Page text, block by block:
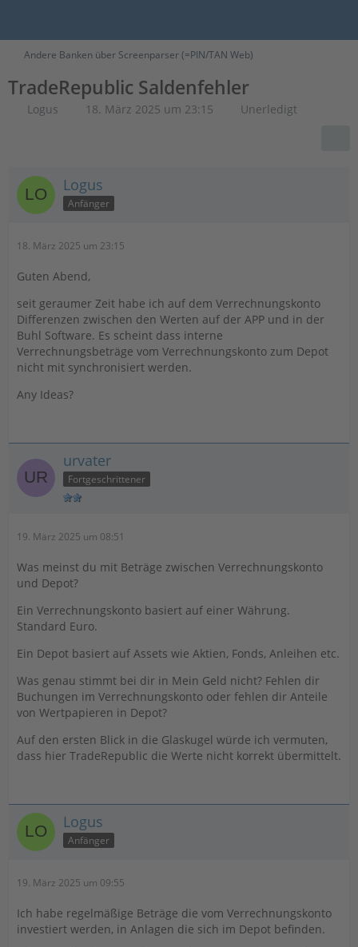
Andere Banken über Screenparser (=PIN/TAN Web)
TradeRepublic Saldenfehler
Logus 18. März 2025 um 23:15 Unerledigt
Logus
Anfänger
18. März 2025 um 23:15
Guten Abend,
seit geraumer Zeit habe ich auf dem Verrechnungskonto
Differenzen zwischen den Werten auf der APP und in der
Buhl Software. Es scheint dass interne
Verrechnungsbeträge vom Verrechnungskonto zum Depot
nicht mit synchronisiert werden.
Any Ideas?
urvater
Fortgeschrittener
19. März 2025 um 08:51
Was meinst du mit Beträge zwischen Verrechnungskonto
und Depot?
Ein Verrechnungskonto basiert auf einer Währung.
Standard Euro.
Ein Depot basiert auf Assets wie Aktien, Fonds, Anleihen etc.
Was genau stimmt bei dir in Mein Geld nicht? Fehlen dir
Buchungen im Verrechnungskonto oder fehlen dir Anteile
von Wertpapieren in Depot?
Auf den ersten Blick in die Glaskugel würde ich vermuten,
dass hier TradeRepublic die Werte nicht korrekt übermittelt.
Logus
Anfänger
19. März 2025 um 09:55
Ich habe regelmäßige Beträge die vom Verrechnungskonto
investiert werden, in Anlagen die sich im Depot befinden.